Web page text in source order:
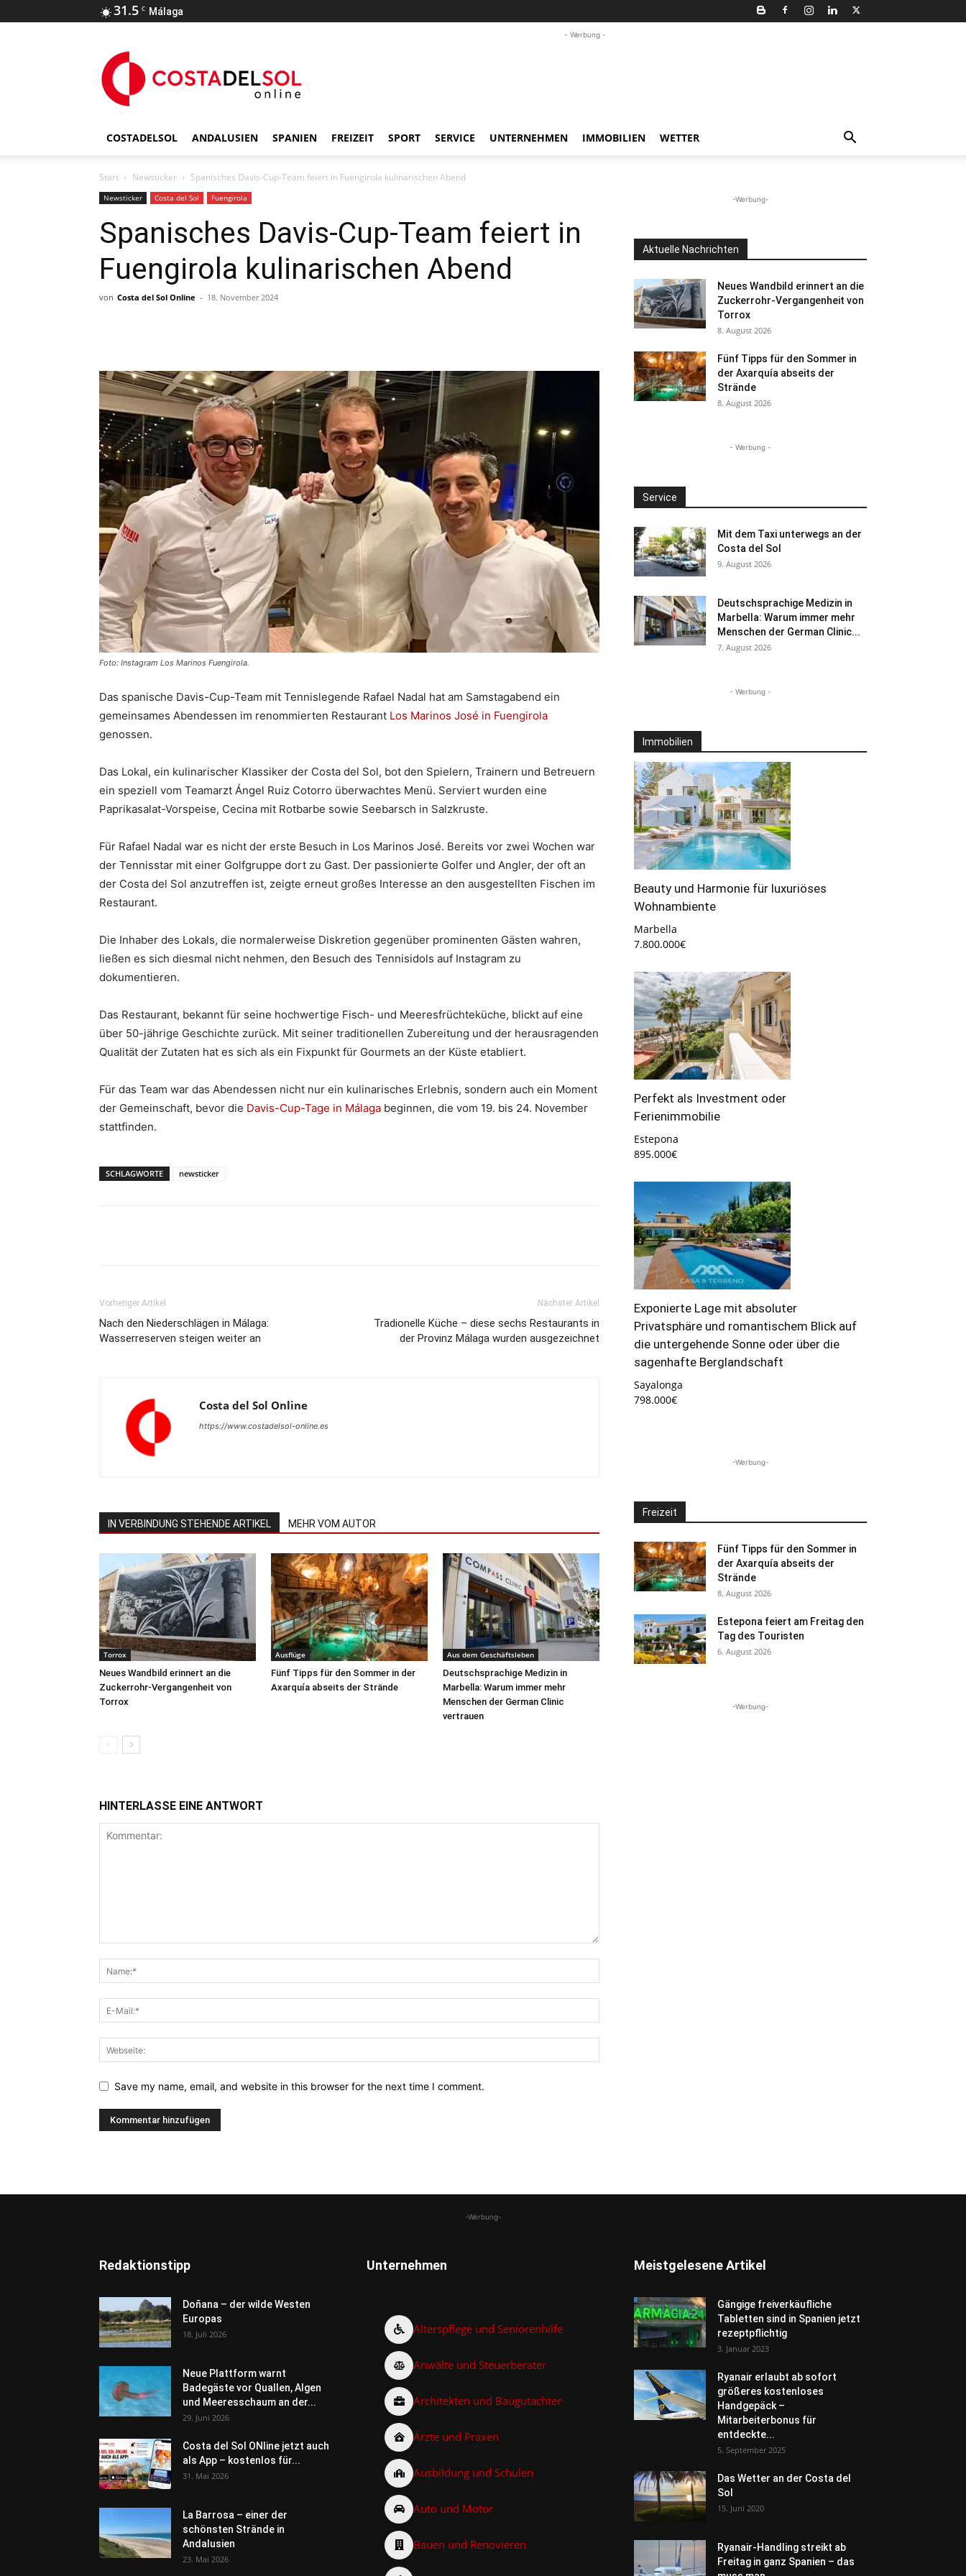
31.5 C Málaga
- Werbung -
COSTADELSOL ANDALUSIEN SPANIEN FREIZEIT SPORT SERVICE UNTERNEHMEN IMMOBILIEN WETTER
Start Newsticker Spanisches Davis-Cup-Team feiert in Fuengirola kulinarischen Abend
Newsticker Costa del Sol Fuengirola
Spanisches Davis-Cup-Team feiert in
Fuengirola kulinarischen Abend
von Costa del Sol Online - 18. November 2024
Foto: Instagram Los Marinos Fuengirola.
Das spanische Davis-Cup-Team mit Tennislegende Rafael Nadal hat am Samstagabend ein
gemeinsames Abendessen im renommierten Restaurant Los Marinos José in Fuengirola
genossen.
Das Lokal, ein kulinarischer Klassiker der Costa del Sol, bot den Spielern, Trainern und Betreuern
ein speziell vom Teamarzt Ángel Ruiz Cotorro überwachtes Menü. Serviert wurden eine
Paprikasalat-Vorspeise, Cecina mit Rotbarbe sowie Seebarsch in Salzkruste.
Für Rafael Nadal war es nicht der erste Besuch in Los Marinos José. Bereits vor zwei Wochen war
der Tennisstar mit einer Golfgruppe dort zu Gast. Der passionierte Golfer und Angler, der oft an
der Costa del Sol anzutreffen ist, zeigte erneut großes Interesse an den ausgestellten Fischen im
Restaurant.
Die Inhaber des Lokals, die normalerweise Diskretion gegenüber prominenten Gästen wahren,
ließen es sich diesmal nicht nehmen, den Besuch des Tennisidols auf Instagram zu
dokumentieren.
Das Restaurant, bekannt für seine hochwertige Fisch- und Meeresfrüchteküche, blickt auf eine
über 50-jährige Geschichte zurück. Mit seiner traditionellen Zubereitung und der herausragenden
Qualität der Zutaten hat es sich als ein Fixpunkt für Gourmets an der Küste etabliert.
Für das Team war das Abendessen nicht nur ein kulinarisches Erlebnis, sondern auch ein Moment
der Gemeinschaft, bevor die Davis-Cup-Tage in Málaga beginnen, die vom 19. bis 24. November
stattfinden.
SCHLAGWORTE newsticker
Vorheriger Artikel
Nach den Niederschlägen in Málaga:
Wasserreserven steigen weiter an
Nächster Artikel
Tradionelle Küche – diese sechs Restaurants in
der Provinz Málaga wurden ausgezeichnet
Costa del Sol Online
https://www.costadelsol-online.es
IN VERBINDUNG STEHENDE ARTIKEL MEHR VOM AUTOR
Torrox
Neues Wandbild erinnert an die
Zuckerrohr-Vergangenheit von
Torrox
Ausflüge
Fünf Tipps für den Sommer in der
Axarquía abseits der Strände
Aus dem Geschäftsleben
Deutschsprachige Medizin in
Marbella: Warum immer mehr
Menschen der German Clinic
vertrauen
HINTERLASSE EINE ANTWORT
Save my name, email, and website in this browser for the next time I comment.
-Werbung-
Aktuelle Nachrichten
Neues Wandbild erinnert an die
Zuckerrohr-Vergangenheit von
Torrox
8. August 2026
Fünf Tipps für den Sommer in
der Axarquía abseits der
Strände
8. August 2026
- Werbung -
Service
Mit dem Taxi unterwegs an der
Costa del Sol
9. August 2026
Deutschsprachige Medizin in
Marbella: Warum immer mehr
Menschen der German Clinic...
7. August 2026
- Werbung -
Immobilien
Beauty und Harmonie für luxuriöses
Wohnambiente
Marbella
7.800.000€
Perfekt als Investment oder
Ferienimmobilie
Estepona
895.000€
Exponierte Lage mit absoluter
Privatsphäre und romantischem Blick auf
die untergehende Sonne oder über die
sagenhafte Berglandschaft
Sayalonga
798.000€
-Werbung-
Freizeit
Fünf Tipps für den Sommer in
der Axarquía abseits der
Strände
8. August 2026
Estepona feiert am Freitag den
Tag des Touristen
6. August 2026
-Werbung-
-Werbung-
Redaktionstipp
Doñana – der wilde Westen
Europas
18. Juli 2026
Neue Plattform warnt
Badegäste vor Quallen, Algen
und Meeresschaum an der...
29. Juni 2026
Costa del Sol ONline jetzt auch
als App – kostenlos für...
31. Mai 2026
La Barrosa – einer der
schönsten Strände in
Andalusien
23. Mai 2026
Unternehmen
Alterspflege und Seniorenhilfe
Anwälte und Steuerberater
Architekten und Baugutachter
Ärzte und Praxen
Ausbildung und Schulen
Auto und Motor
Bauen und Renovieren
Meistgelesene Artikel
Gängige freiverkäufliche
Tabletten sind in Spanien jetzt
rezeptpflichtig
3. Januar 2023
Ryanair erlaubt ab sofort
größeres kostenloses
Handgepäck –
Mitarbeiterbonus für
entdeckte...
5. September 2025
Das Wetter an der Costa del
Sol
15. Juni 2020
Ryanair-Handling streikt ab
Freitag in ganz Spanien – das